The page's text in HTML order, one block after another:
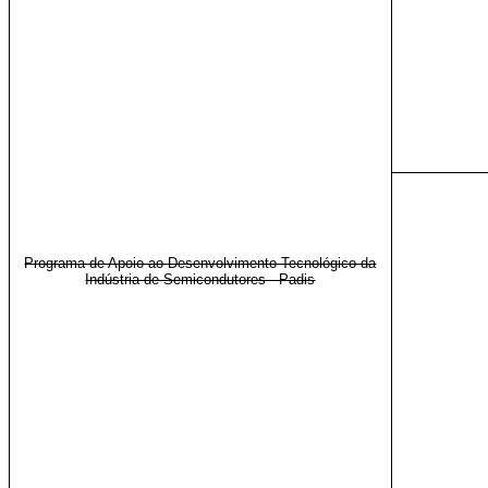
Programa de Apoio ao Desenvolvimento Tecnológico da
Indústria de Semicondutores - Padis